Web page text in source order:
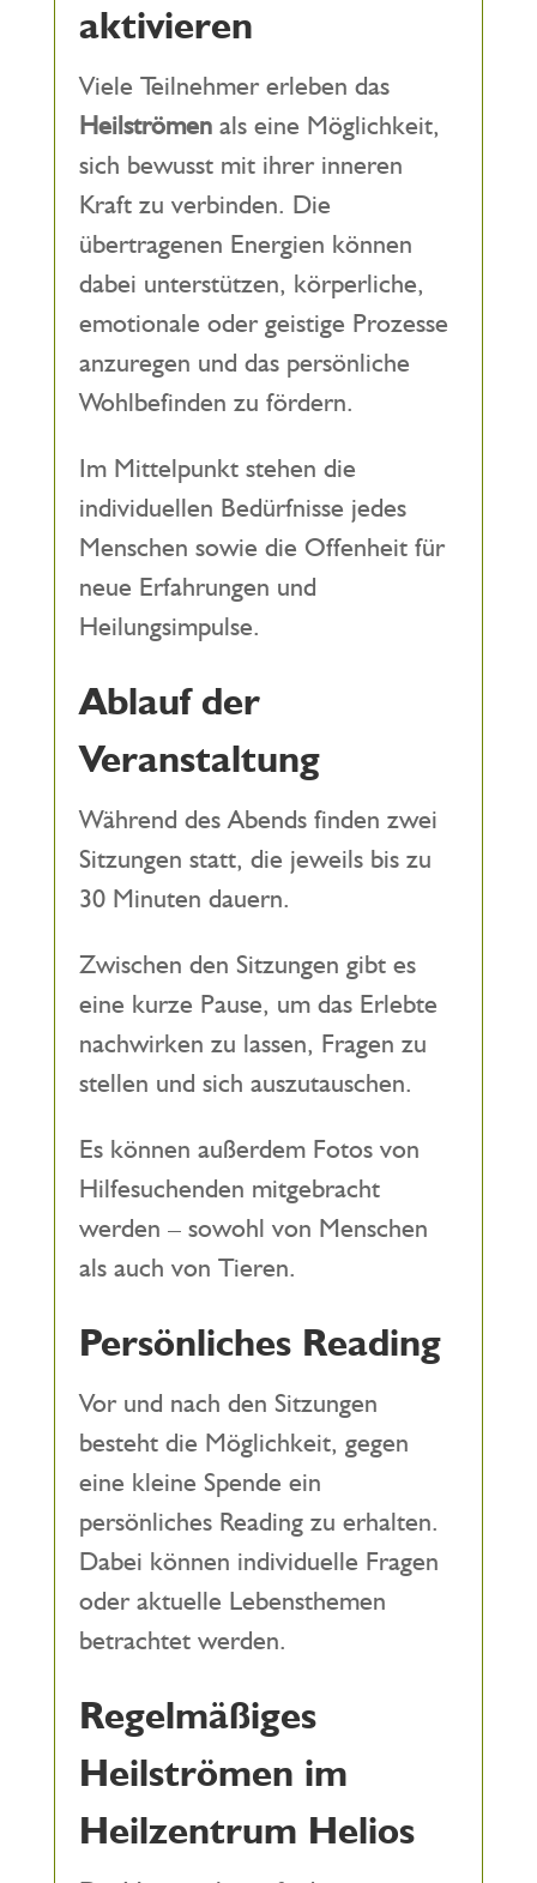
aktivieren
Viele Teilnehmer erleben das
Heilströmenals eine Möglichkeit,
sich bewusst mit ihrer inneren
Kraft zu verbinden. Die
übertragenen Energien können
dabei unterstützen, körperliche,
emotionale oder geistige Prozesse
anzuregen und das persönliche
Wohlbefinden zu fördern.
Im Mittelpunkt stehen die
individuellen Bedürfnisse jedes
Menschen sowie die Offenheit für
neue Erfahrungen und
Heilungsimpulse.
Ablauf der
Veranstaltung
Während des Abends finden zwei
Sitzungen statt, die jeweils bis zu
30 Minuten dauern.
Zwischen den Sitzungen gibt es
eine kurze Pause, um das Erlebte
nachwirken zu lassen, Fragen zu
stellen und sich auszutauschen.
Es können außerdem Fotos von
Hilfesuchenden mitgebracht
werden – sowohl von Menschen
als auch von Tieren.
Persönliches Reading
Vor und nach den Sitzungen
besteht die Möglichkeit, gegen
eine kleine Spende ein
persönliches Reading zu erhalten.
Dabei können individuelle Fragen
oder aktuelle Lebensthemen
betrachtet werden.
Regelmäßiges
Heilströmen im
Heilzentrum Helios